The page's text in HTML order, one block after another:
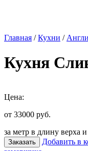
Главная /Кухни /
Кухня
Цена:
от 33000 руб.
за метр в длину верха
Заказать Добавить в